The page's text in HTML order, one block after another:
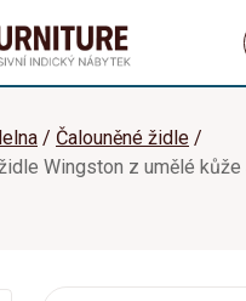
Čalouněné židle
Wingston z umělé